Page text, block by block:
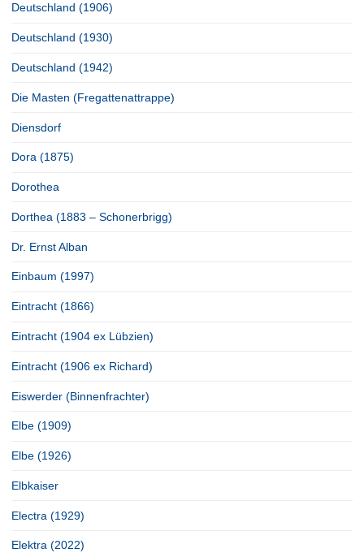
Deutschland (1906)
Deutschland (1930)
Deutschland (1942)
Die Masten (Fregattenattrappe)
Diensdorf
Dora (1875)
Dorothea
Dorthea (1883 – Schonerbrigg)
Dr. Ernst Alban
Einbaum (1997)
Eintracht (1866)
Eintracht (1904 ex Lübzien)
Eintracht (1906 ex Richard)
Eiswerder (Binnenfrachter)
Elbe (1909)
Elbe (1926)
Elbkaiser
Electra (1929)
Elektra (2022)